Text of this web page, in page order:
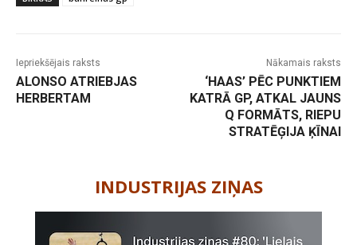
Iepriekšējais raksts
ALONSO ATRIEBJAS
HERBERTAM
Nākamais raksts
‘HAAS’ PĒC PUNKTIEM
KATRĀ GP, ATKAL JAUNS
Q FORMĀTS, RIEPU
STRATĒĢIJA ĶĪNAI
INDUSTRIJAS ZIŅAS